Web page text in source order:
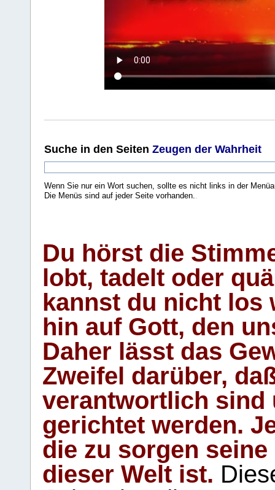
Suche in den Seiten Zeugen der Wahrheit
Wenn Sie nur ein Wort suchen, sollte es nicht links in der
Die Menüs sind auf jeder Seite vorhanden..
Du hörst die
lobt, tadelt oder
kannst du nicht los
hin auf Gott, den
Daher lässt das
Zweifel darüber,
verantwortlich sind
gerichtet werden.
die zu sorgen
dieser Welt ist.